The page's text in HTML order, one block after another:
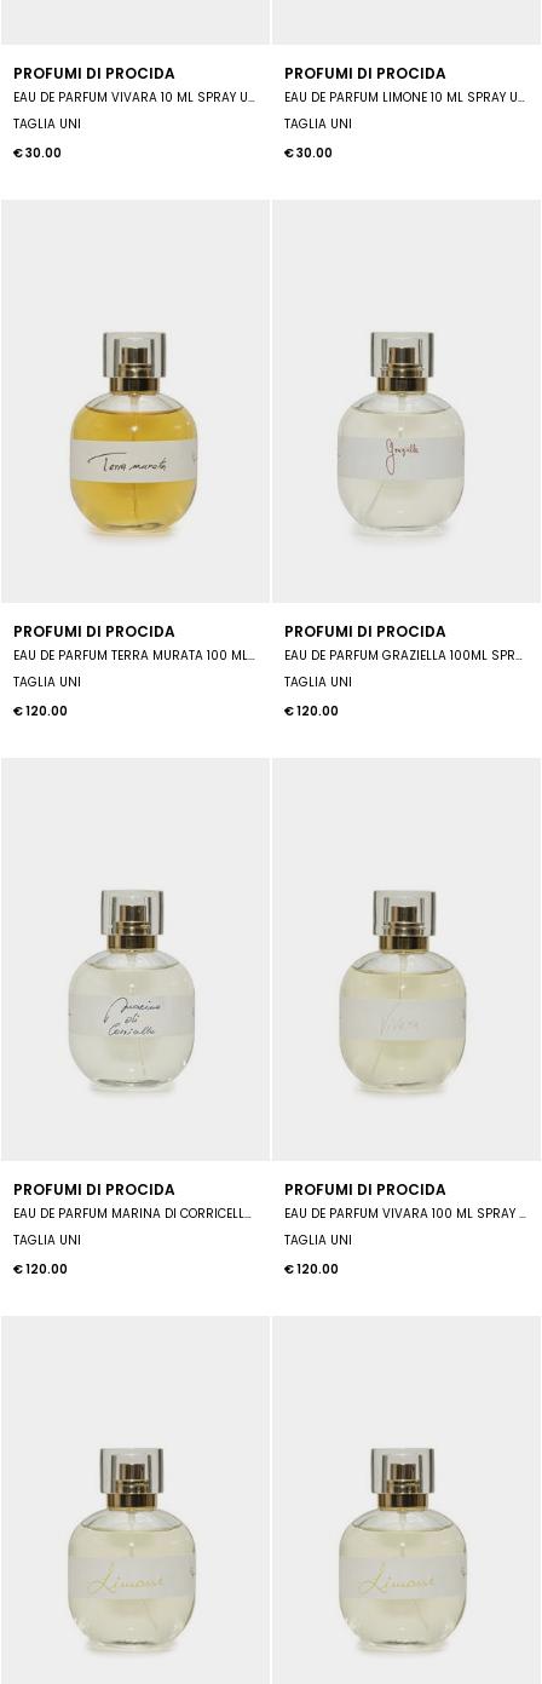
PROFUMI DI PROCIDA
EAU DE PARFUM VIVARA 10 ML SPRAY UNISEX
TAGLIA UNI
€ 30.00
PROFUMI DI PROCIDA
EAU DE PARFUM LIMONE 10 ML SPRAY UNISEX
TAGLIA UNI
€ 30.00
PROFUMI DI PROCIDA
EAU DE PARFUM TERRA MURATA 100 ML SPRAY UNISEX
TAGLIA UNI
€ 120.00
PROFUMI DI PROCIDA
EAU DE PARFUM GRAZIELLA 100ML SPRAY UNISEX
TAGLIA UNI
€ 120.00
PROFUMI DI PROCIDA
EAU DE PARFUM MARINA DI CORRICELLA 100 ML SPRAY UNISEX
TAGLIA UNI
€ 120.00
PROFUMI DI PROCIDA
EAU DE PARFUM VIVARA 100 ML SPRAY UNISEX
TAGLIA UNI
€ 120.00